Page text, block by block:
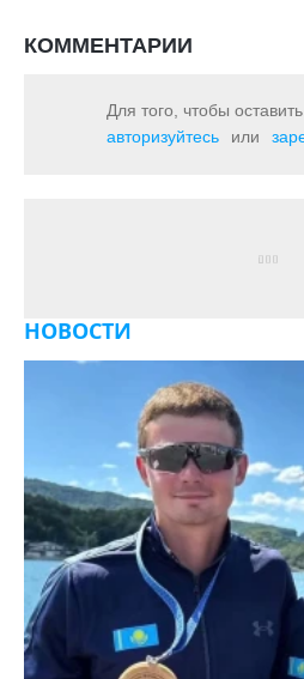
КОММЕНТАРИИ
Для того, чтобы
авторизуйтесь
или
НОВОСТИ